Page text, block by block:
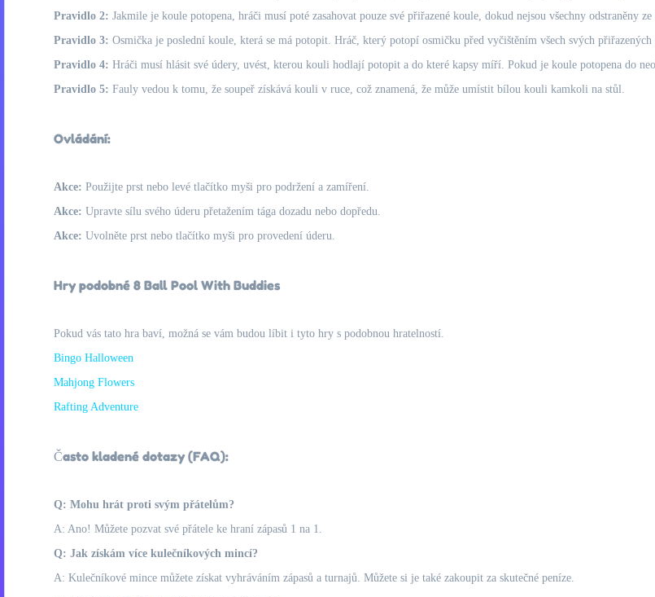
Pravidlo 2: Jakmile je koule potopena, hráči musí poté zasahovat pouze své přiřazené koule, dokud nejsou všechny odstraněny ze
Pravidlo 3: Osmička je poslední koule, která se má potopit. Hráč, který potopí osmičku před vyčištěním všech svých
Pravidlo 4: Hráči musí hlásit své údery, uvést, kterou kouli hodlají potopit a do které kapsy míří. Pokud je koule potopena do
Pravidlo 5: Fauly vedou k tomu, že soupeř získává kouli v ruce, což znamená, že může umístit bílou kouli kamkoli na stůl.
Ovládání:
Akce: Použijte prst nebo levé tlačítko myši pro podržení a zamíření.
Akce: Upravte sílu svého úderu přetažením tága dozadu nebo dopředu.
Akce: Uvolněte prst nebo tlačítko myši pro provedení úderu.
Hry podobné 8 Ball Pool With Buddies
Pokud vás tato hra baví, možná se vám budou líbit i tyto hry s podobnou hratelností.
Bingo Halloween
Mahjong Flowers
Rafting Adventure
Často kladené dotazy (FAQ):
Q: Mohu hrát proti svým přátelům?
A: Ano! Můžete pozvat své přátele ke hraní zápasů 1 na 1.
Q: Jak získám více kulečníkových mincí?
A: Kulečníkové mince můžete získat vyhráváním zápasů a turnajů. Můžete si je také zakoupit za skutečné peníze.